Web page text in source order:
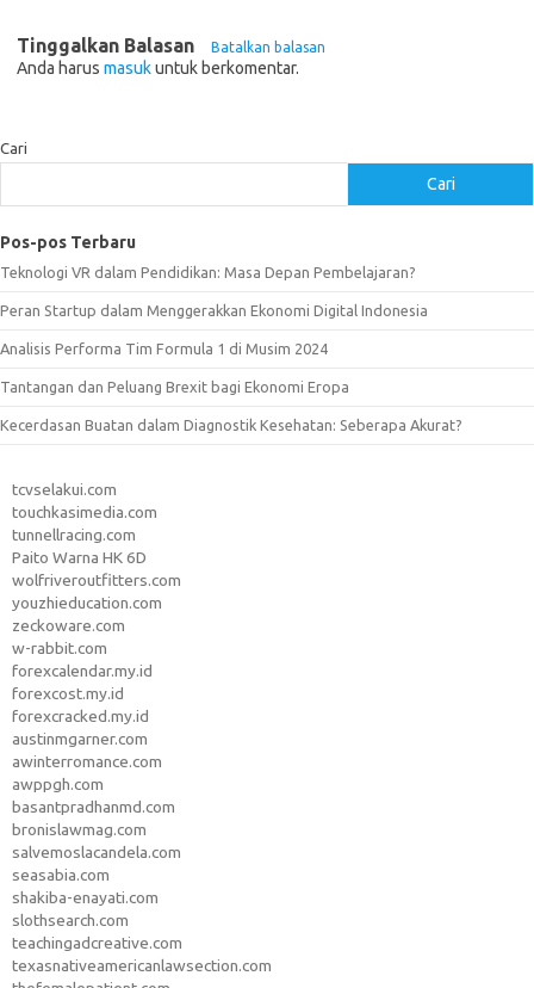
Tinggalkan Balasan Batalkan balasan
Anda harus masukuntuk berkomentar.
Cari
Cari
Pos-pos Terbaru
Teknologi VR dalam Pendidikan: Masa Depan Pembelajaran?
Peran Startup dalam Menggerakkan Ekonomi Digital Indonesia
Analisis Performa Tim Formula 1 di Musim 2024
Tantangan dan Peluang Brexit bagi Ekonomi Eropa
Kecerdasan Buatan dalam Diagnostik Kesehatan: Seberapa Akurat?
tcvselakui.com
touchkasimedia.com
tunnellracing.com
Paito Warna HK 6D
wolfriveroutfitters.com
youzhieducation.com
zeckoware.com
w-rabbit.com
forexcalendar.my.id
forexcost.my.id
forexcracked.my.id
austinmgarner.com
awinterromance.com
awppgh.com
basantpradhanmd.com
bronislawmag.com
salvemoslacandela.com
seasabia.com
shakiba-enayati.com
slothsearch.com
teachingadcreative.com
texasnativeamericanlawsection.com